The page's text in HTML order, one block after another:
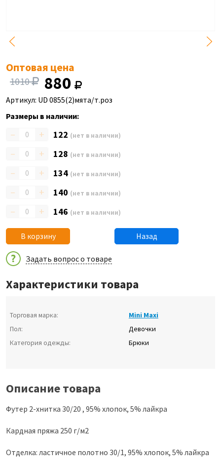
Оптовая цена
1010 880
Артикул: UD 0855(2)мята/т.роз
Размеры в наличии:
– + 122 (нет в наличии)
– + 128 (нет в наличии)
– + 134 (нет в наличии)
– + 140 (нет в наличии)
– + 146 (нет в наличии)
В корзину Назад
Задать вопрос о товаре
Характеристики товара
Торговая марка:
Mini Maxi
Пол:
Девочки
Категория одежды:
Брюки
Описание товара
Футер 2-хнитка 30/20 , 95% хлопок, 5% лайкра
Кардная пряжа 250 г/м2
Отделка: ластичное полотно 30/1, 95% хлопок, 5% лайкра